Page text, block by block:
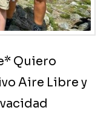
Quiero
Aire Libre y